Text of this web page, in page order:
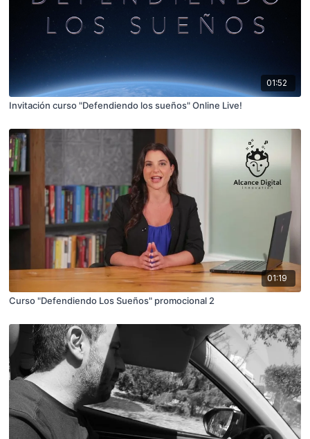
01:52
Invitación curso "Defendiendo los sueños" Online Live!
01:19
Curso "Defendiendo Los Sueños" promocional 2